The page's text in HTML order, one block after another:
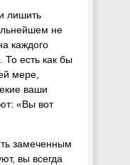
лишить
не
каждого
То есть как бы
мере,
ваши
«Вы вот
замеченным
вы всегда